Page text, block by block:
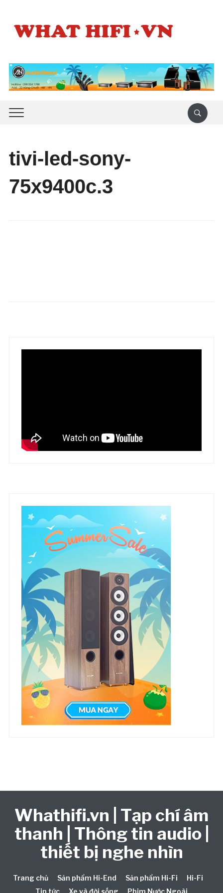
tivi-led-sony-
75x9400c.3
Whathifi.vn | Tạp chí âm
thanh | Thông tin audio |
thiết bị nghe nhìn
Trang chủ Sản phẩm Hi-End Sản phẩm Hi-Fi
Hi-Fi